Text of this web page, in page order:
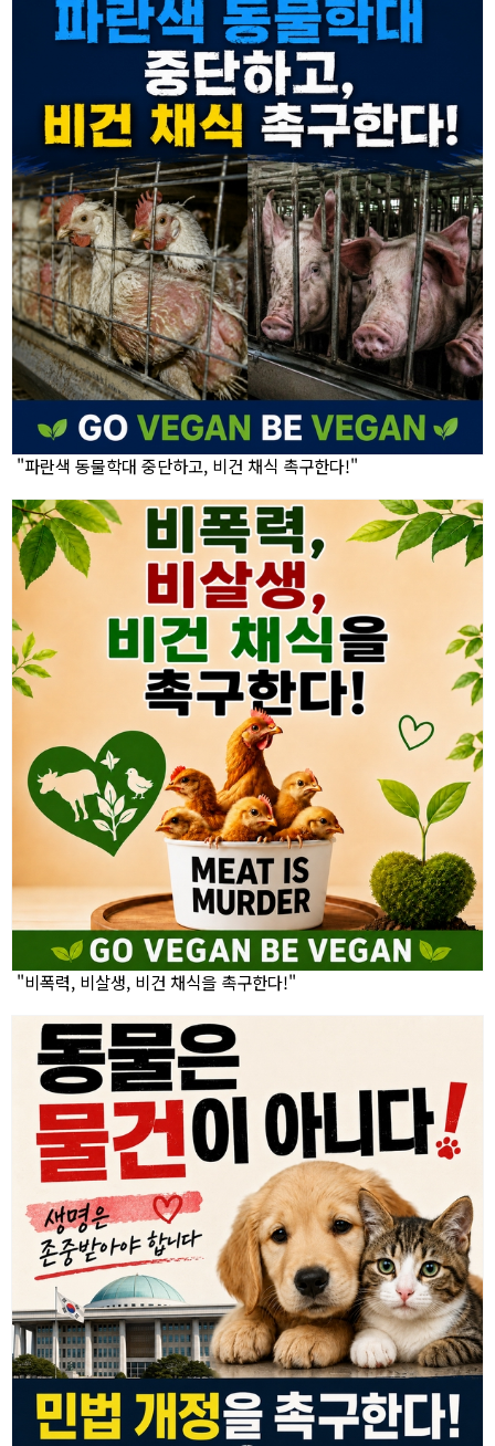
"파란색 동물학대 중단하고, 비건 채식 촉구한다!"
"비폭력, 비살생, 비건 채식을 촉구한다!"